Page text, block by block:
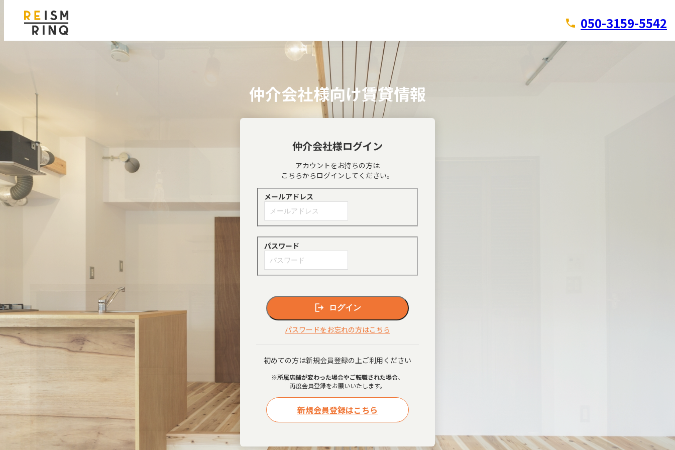
050-3159-5542
仲介会社様向け賃貸情報
仲介会社様ログイン
アカウントをお持ちの方は
こちらからログインしてください。
メールアドレス
パスワード
ログイン
パスワードをお忘れの方はこちら
初めての方は新規会員登録の上ご利用ください
※所属店舗が変わった場合やご転職された場合、
再度会員登録をお願いいたします。
新規会員登録はこちら